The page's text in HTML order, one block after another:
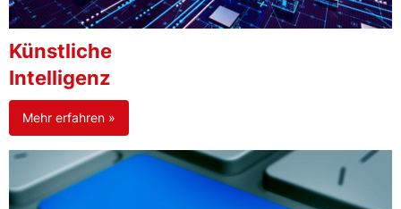
Künstliche
Intelligenz
Mehr erfahren »